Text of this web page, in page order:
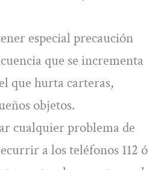
especial precaución
que se incrementa
que hurta carteras,
objetos.
cualquier problema de
a los teléfonos 112 ó